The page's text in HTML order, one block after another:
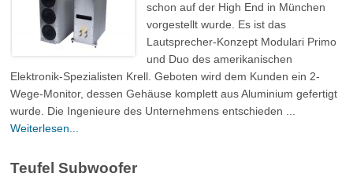
schon auf der High End in München
vorgestellt wurde. Es ist das
Lautsprecher-Konzept Modulari Primo
und Duo des amerikanischen
Elektronik-Spezialisten Krell. Geboten wird dem Kunden ein 2-
Wege-Monitor, dessen Gehäuse komplett aus Aluminium gefertigt
wurde. Die Ingenieure des Unternehmens entschieden ...
Weiterlesen...
Teufel Subwoofer